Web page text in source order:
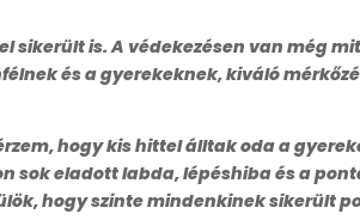
is. A védekezésen van még
és a gyerekeknek, kiváló
hogy kis hittel álltak oda a
sok eladott labda, lépéshiba és a
hogy szinte mindenkinek sikerült